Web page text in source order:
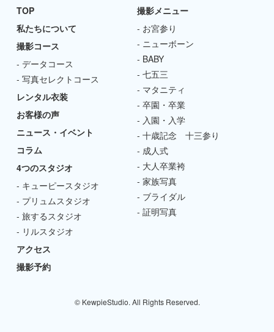
TOP
私たちについて
撮影コース
データコース
写真セレクトコース
レンタル衣装
お客様の声
ニュース・イベント
コラム
4つのスタジオ
キューピースタジオ
プリュムスタジオ
旅するスタジオ
リルスタジオ
アクセス
撮影予約
撮影メニュー
お宮参り
ニューボーン
BABY
七五三
マタニティ
卒園・卒業
入園・入学
十歳記念 十三参り
成人式
大人卒業袴
家族写真
ブライダル
証明写真
© KewpieStudio. All Rights Reserved.